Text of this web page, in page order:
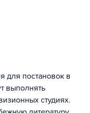
для постановок в
выполнять
студиях.